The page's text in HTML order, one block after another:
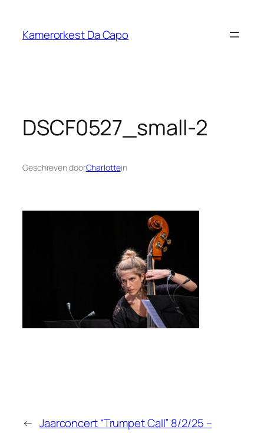
Kamerorkest Da Capo
DSCF0527_small-2
Geschreven doorCharlottein
← Jaarconcert “Trumpet Call” 8/2/25 –